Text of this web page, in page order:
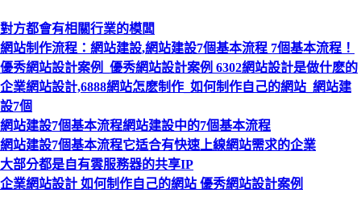
對方都會有相關行業的模闆
網站制作流程：網站建設,網站建設7個基本流程 7個基本流程！
優秀網站設計案例_優秀網站設計案例 6302網站設計是做什麽的
企業網站設計,6888網站怎麽制作_如何制作自己的網站_網站建
設7個
網站建設7個基本流程網站建設中的7個基本流程
網站建設7個基本流程它适合有快速上線網站需求的企業
大部分都是自有雲服務器的共享IP
企業網站設計 如何制作自己的網站 優秀網站設計案例